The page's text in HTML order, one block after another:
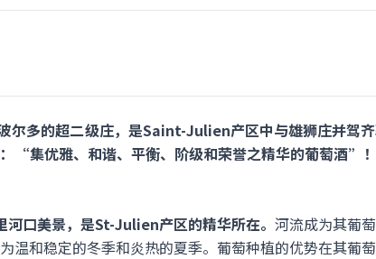
多的超二级庄，是Saint-Julien产区中与雄狮庄并驾齐
“集优雅、和谐、平衡、阶级和荣誉之精华的葡萄酒”！
口美景，是St-Julien产区的精华所在。 河流成为其葡
温和稳定的冬季和炎热的夏季。葡萄种植的优势在其葡